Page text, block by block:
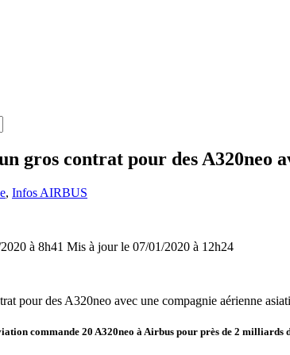
gros contrat pour des A320neo
, Infos AIRBUS
à 8h41 Mis à jour le 07/01/2020 à 12h24
pour des A320neo avec une compagnie aérienne
commande 20 A320neo à Airbus pour près de 2 milliards